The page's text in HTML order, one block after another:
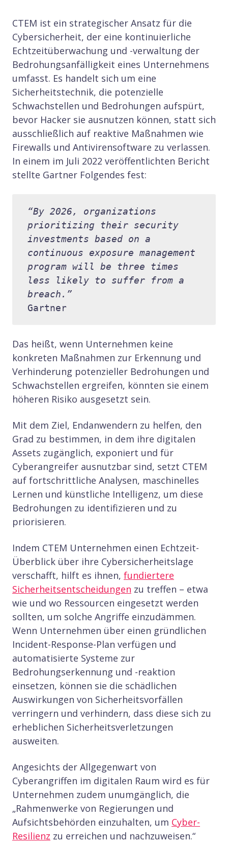
CTEM ist ein strategischer Ansatz für die
Cybersicherheit, der eine kontinuierliche
Echtzeitüberwachung und -verwaltung der
Bedrohungsanfälligkeit eines Unternehmens
umfasst. Es handelt sich um eine
Sicherheitstechnik, die potenzielle
Schwachstellen und Bedrohungen aufspürt,
bevor Hacker sie ausnutzen können, statt sich
ausschließlich auf reaktive Maßnahmen wie
Firewalls und Antivirensoftware zu verlassen.
In einem im Juli 2022 veröffentlichten Bericht
stellte Gartner Folgendes fest:
“By 2026, organizations
prioritizing their security
investments based on a
continuous exposure management
program will be three times
less likely to suffer from a
breach.”
Gartner
Das heißt, wenn Unternehmen keine
konkreten Maßnahmen zur Erkennung und
Verhinderung potenzieller Bedrohungen und
Schwachstellen ergreifen, könnten sie einem
höheren Risiko ausgesetzt sein.
Mit dem Ziel, Endanwendern zu helfen, den
Grad zu bestimmen, in dem ihre digitalen
Assets zugänglich, exponiert und für
Cyberangreifer ausnutzbar sind, setzt CTEM
auf fortschrittliche Analysen, maschinelles
Lernen und künstliche Intelligenz, um diese
Bedrohungen zu identifizieren und zu
priorisieren.
Indem CTEM Unternehmen einen Echtzeit-
Überblick über ihre Cybersicherheitslage
verschafft, hilft es ihnen, fundiertere
Sicherheitsentscheidungen zu treffen – etwa
wie und wo Ressourcen eingesetzt werden
sollten, um solche Angriffe einzudämmen.
Wenn Unternehmen über einen gründlichen
Incident-Response-Plan verfügen und
automatisierte Systeme zur
Bedrohungserkennung und -reaktion
einsetzen, können sie die schädlichen
Auswirkungen von Sicherheitsvorfällen
verringern und verhindern, dass diese sich zu
erheblichen Sicherheitsverletzungen
ausweiten.
Angesichts der Allgegenwart von
Cyberangriffen im digitalen Raum wird es für
Unternehmen zudem unumgänglich, die
„Rahmenwerke von Regierungen und
Aufsichtsbehörden einzuhalten, um Cyber-
Resilienz zu erreichen und nachzuweisen.“